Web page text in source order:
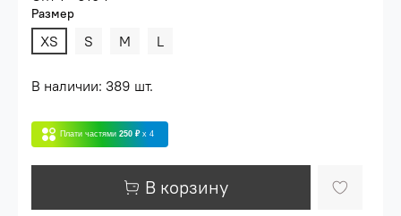
Размер
XS S M L
В наличии: 389 шт.
Плати частями 250 ₽ x 4
В корзину